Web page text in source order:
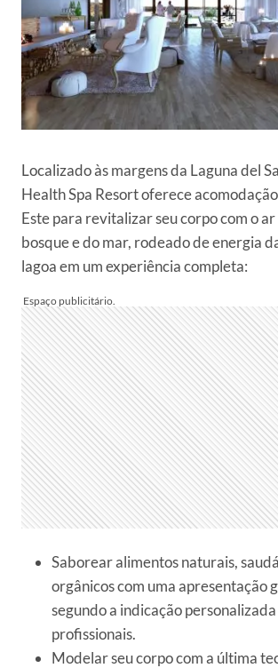
Localizado às margens da Laguna del
Health Spa Resort oferece
Este para revitalizar seu corpo com o
bosque e do mar, rodeado de energia
lagoa em um experiência completa:
Saborear alimentos naturais,
orgânicos com uma apresentação
segundo a indicação personalizada
profissionais.
Modelar seu corpo com a última